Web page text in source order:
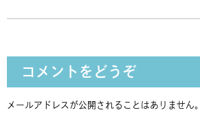
コメントをどうぞ
メールアドレスが公開されることはありません。